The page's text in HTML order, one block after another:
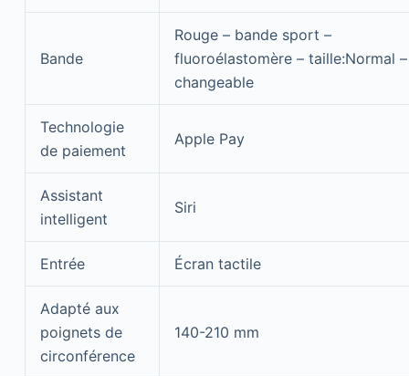
Bande
Rouge – bande sport –
fluoroélastomère – taille:Normal –
changeable
Technologie
de paiement
Apple Pay
Assistant
intelligent
Siri
Entrée Écran tactile
Adapté aux
poignets de
circonférence
140-210 mm